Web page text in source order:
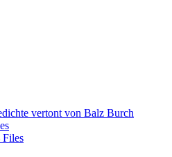
vertont von Balz Burch
Files